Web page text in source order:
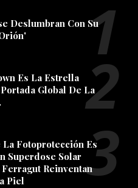
Deslumbran Con Su
Es La Estrella
Global De La
La Fotoprotección Es
Superdose Solar
Ferragut Reinventan
Piel